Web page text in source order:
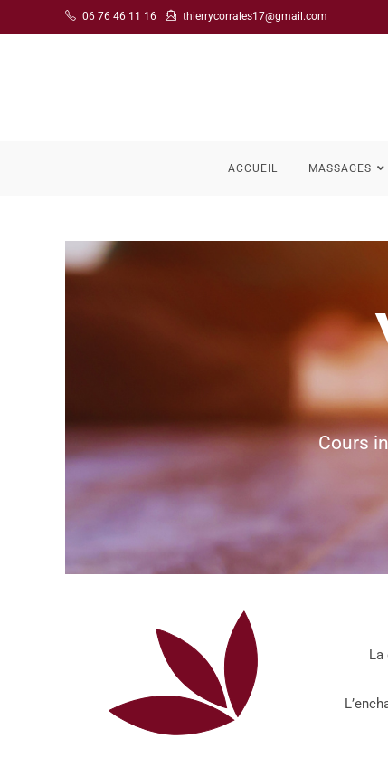
06 76 46 11 16 thierrycorrales17@gmail.com
ACCUEIL MASSAGES
Cours
La